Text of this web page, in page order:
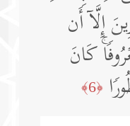
إِلَّاۤ أَن
كَانَ
﴿6﴾